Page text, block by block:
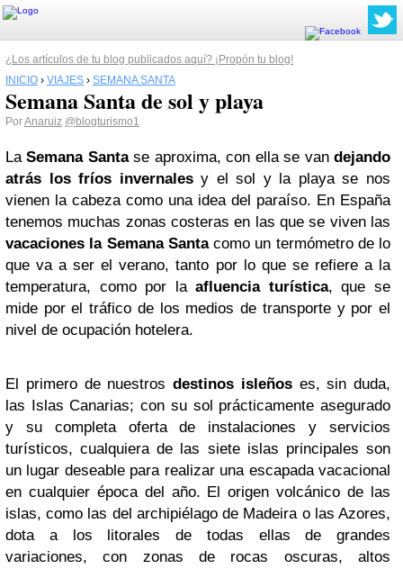
¿Los artículos de tu blog publicados aquí? ¡Propón tu blog!
INICIO › VIAJES › SEMANA SANTA
Semana Santa de sol y playa
PorAnaruiz @blogturismo1
LaSemana Santase aproxima, con ella se vandejando
atrás los fríos invernalesy el sol y la playa se nos
vienen la cabeza como una idea del paraíso. En España
tenemos muchas zonas costeras en las que se viven las
vacaciones la Semana Santacomo un termómetro de lo
que va a ser el verano, tanto por lo que se refiere a la
temperatura, como por laafluencia turística, que se
mide por el tráfico de los medios de transporte y por el
nivel de ocupación hotelera.
El primero de nuestros destinos isleñoses, sin duda,
las Islas Canarias; con su sol prácticamente asegurado
y su completa oferta de instalaciones y servicios
turísticos, cualquiera de las siete islas principales son
un lugar deseable para realizar una escapada vacacional
en cualquier época del año. El origen volcánico de las
islas, como las del archipiélago de Madeira o las Azores,
dota a los litorales de todas ellas de grandes
variaciones, con zonas de rocas oscuras, altos